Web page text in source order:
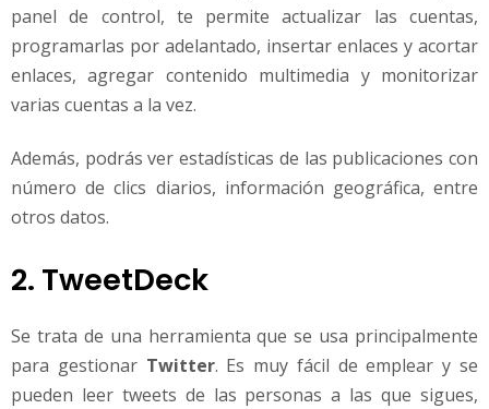
panel de control, te permite actualizar las cuentas,
programarlas por adelantado, insertar enlaces y acortar
enlaces, agregar contenido multimedia y monitorizar
varias cuentas a la vez.
Además, podrás ver estadísticas de las publicaciones con
número de clics diarios, información geográfica, entre
otros datos.
2. TweetDeck
Se trata de una herramienta que se usa principalmente
para gestionar Twitter. Es muy fácil de emplear y se
pueden leer tweets de las personas a las que sigues,